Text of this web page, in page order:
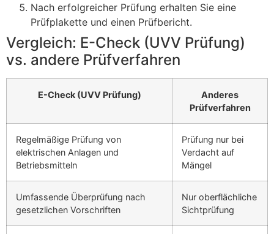
Nach erfolgreicher Prüfung erhalten Sie eine
Prüfplakette und einen Prüfbericht.
Vergleich: E-Check (UVV Prüfung)
vs. andere Prüfverfahren
E-Check (UVV Prüfung)
Anderes
Prüfverfahren
Regelmäßige Prüfung von
elektrischen Anlagen und
Betriebsmitteln
Prüfung nur bei
Verdacht auf
Mängel
Umfassende Überprüfung nach
gesetzlichen Vorschriften
Nur oberflächliche
Sichtprüfung